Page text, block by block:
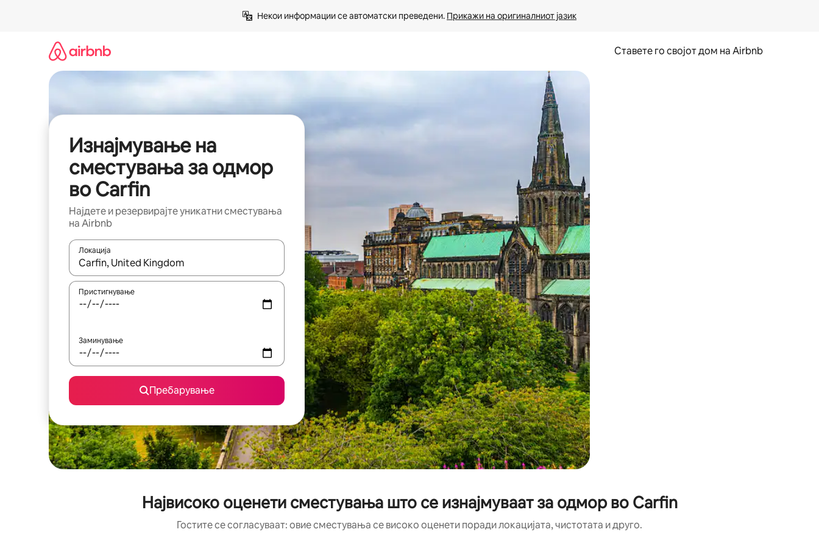
Некои информации се автоматски преведени. Прикажи на оригиналниот јазик
Ставете го својот дом на Airbnb
Изнајмување на
сместувања за одмор
во Carfin
Најдете и резервирајте уникатни сместувања
на Airbnb
Локација
Кога резултатите се достапни, движете се со копчињата со стрелки нагоре и надолу или истражувајте со допирање или со лизгање.
Пристигнување
Заминување
Пребарување
Највисоко оценети сместувања што се изнајмуваат за одмор во Carfin
Гостите се согласуваат: овие сместувања се високо оценети поради локацијата, чистотата и друго.